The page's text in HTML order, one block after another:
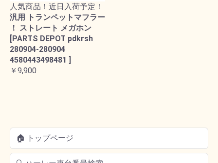
人気商品！近日入荷予定！
汎用 トランペットマフラー
！ ストレート メガホン
[PARTS DEPOT pdkrsh
280904-280904
4580443498481 ]
￥9,900
🏠 トップページ